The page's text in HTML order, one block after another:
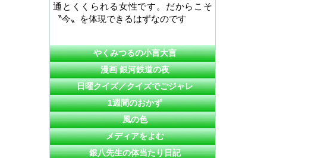
通とくくられる女性です。だからこそ
〝今〟を体現できるはずなのです
やくみつるの小言大言
漫画 銀河鉄道の夜
日曜クイズ／クイズでごジャレ
1週間のおかず
風の色
メディアをよむ
銀八先生の体当たり日記